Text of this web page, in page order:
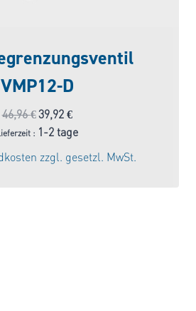
VMP12-D
46,96€Ursprünglicher
Preis
war:
46,96 €
39,92 €Aktueller
Preis
: 1-2 tage
zzgl. gesetzl. MwSt.